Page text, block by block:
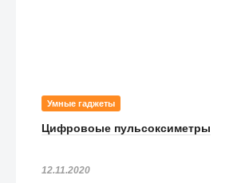
Умные гаджеты
Цифровоые пульсоксиметры
12.11.2020